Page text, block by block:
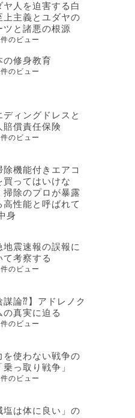
ヤ人を迫害する白
上主義とユダヤの
ツと諸悪の根源
のビュー
の修身教育
のビュー
ディングドレスと
賠償責任保険
のビュー
除機能付きエアコ
買ってはいけな
掃除のプロが暴露
高性能と呼ばれて
身
地震速報の誤報に
て考察する
のビュー
謀論⁇】アドレノク
の真実に迫る
のビュー
を使わない戦争の
乗っ取り戦争」
のビュー
塩は体に良い」の